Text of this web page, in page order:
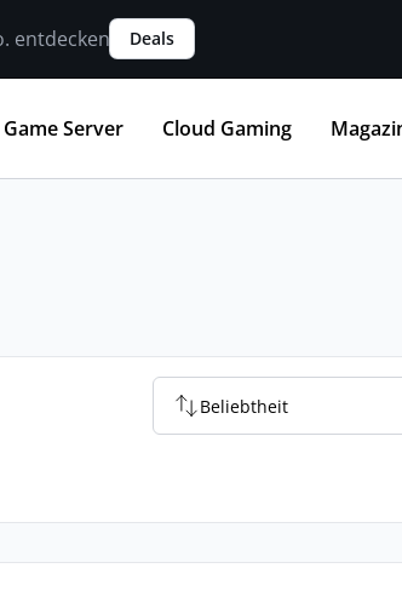
entdecken Deals
Game Server Cloud Gaming
Beliebtheit